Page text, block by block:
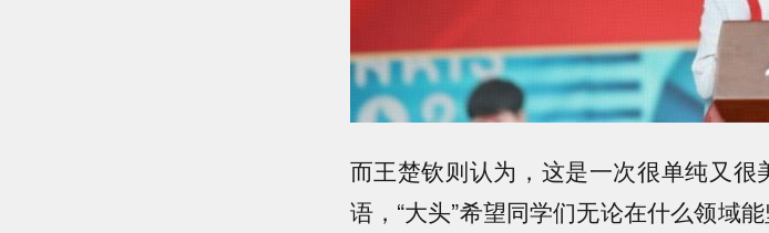
而王楚钦则认为，这是一次很单纯又
语，“大头”希望同学们无论在什么领域